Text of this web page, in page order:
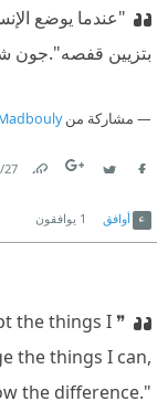
‏"عندما يوضع
بتزيين قفصه".‏‫‏جون
مشاركة من
27‏/2‏/2025
أوافق 1 يوافقون
the things I
the things I can,
the difference."